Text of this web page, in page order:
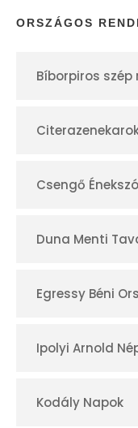
p
r
ORSZÁGOS
Bíborpiros szép
Csengő Énekszó
Duna Menti
Egressy Béni
Ipolyi Arnold
Kodály Napok